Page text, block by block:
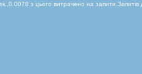
з цього витрачено на